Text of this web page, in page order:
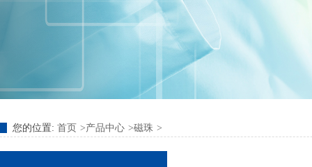
您的位置: 首页 产品中心 磁珠